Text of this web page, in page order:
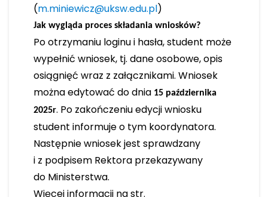
(m.miniewicz@uksw.edu.pl)
Jak wygląda proces składania wniosków?
Po otrzymaniu loginu i hasła, student może
wypełnić wniosek, tj. dane osobowe, opis
osiągnięć wraz z załącznikami. Wniosek
można edytować do dnia 15 października
2025r. Po zakończeniu edycji wniosku
student informuje o tym koordynatora.
Następnie wniosek jest sprawdzany
i z podpisem Rektora przekazywany
do Ministerstwa.
Więcej informacji na str.